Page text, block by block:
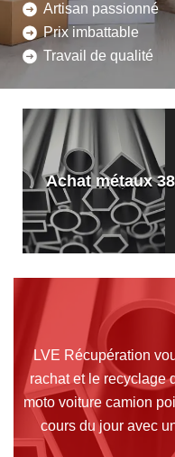
Artisan passionné
Prix imbattable
Travail de qualité
Achat métaux 38
LVE Récupération
rachat et le recyclage
moto voiture camion
cours du jour avec